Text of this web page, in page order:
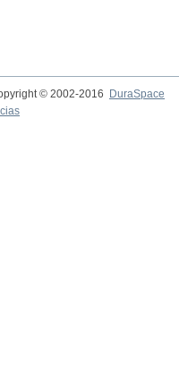
© 2002-2016
DuraSpace